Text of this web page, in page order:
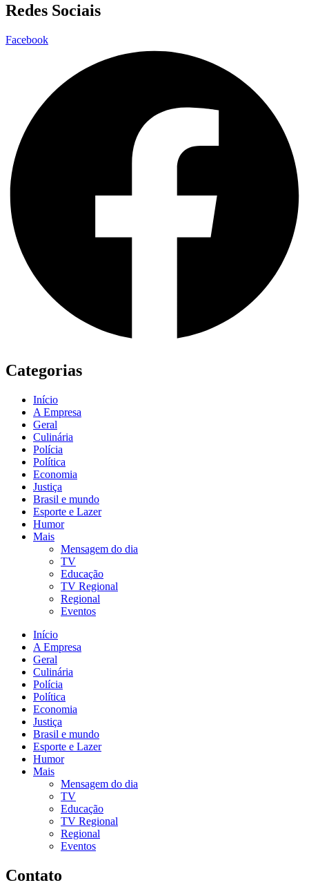
Redes Sociais
Facebook
Categorias
Início
A Empresa
Geral
Culinária
Polícia
Política
Economia
Justiça
Brasil e mundo
Esporte e Lazer
Humor
Mais
Mensagem do dia
TV
Educação
TV Regional
Regional
Eventos
Início
A Empresa
Geral
Culinária
Polícia
Política
Economia
Justiça
Brasil e mundo
Esporte e Lazer
Humor
Mais
Mensagem do dia
TV
Educação
TV Regional
Regional
Eventos
Contato